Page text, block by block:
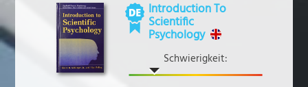
Introduction To
Scientific
Psychology
Schwierigkeit: